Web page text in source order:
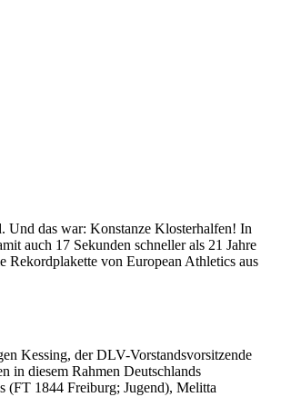
Und das war: Konstanze Klosterhalfen! In
auch 17 Sekunden schneller als 21 Jahre
von European Athletics aus
Kessing, der DLV-Vorstandsvorsitzende
in diesem Rahmen Deutschlands
(FT 1844 Freiburg; Jugend), Melitta